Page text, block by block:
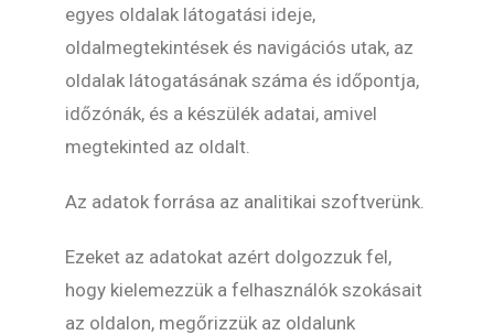
egyes oldalak látogatási ideje,
oldalmegtekintések és navigációs utak, az
oldalak látogatásának száma és időpontja,
időzónák, és a készülék adatai, amivel
megtekinted az oldalt.
Az adatok forrása az analitikai szoftverünk.
Ezeket az adatokat azért dolgozzuk fel,
hogy kielemezzük a felhasználók szokásait
az oldalon, megőrizzük az oldalunk